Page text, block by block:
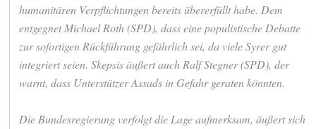
humanitären Verpflichtungen bereits übererfüllt habe. Dem
entgegnet Michael Roth (SPD), dass eine populistische Debatte
zur sofortigen Rückführung gefährlich sei, da viele Syrer gut
integriert seien. Skepsis äußert auch Ralf Stegner (SPD), der
warnt, dass Unterstützer Assads in Gefahr geraten könnten.
Die Bundesregierung verfolgt die Lage aufmerksam, äußert sich